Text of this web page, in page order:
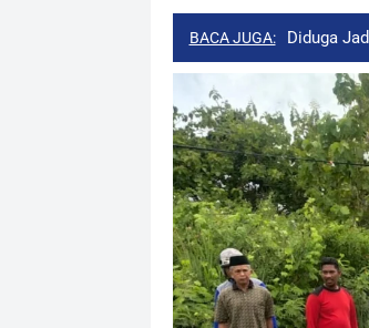
BACA JUGA: Diduga